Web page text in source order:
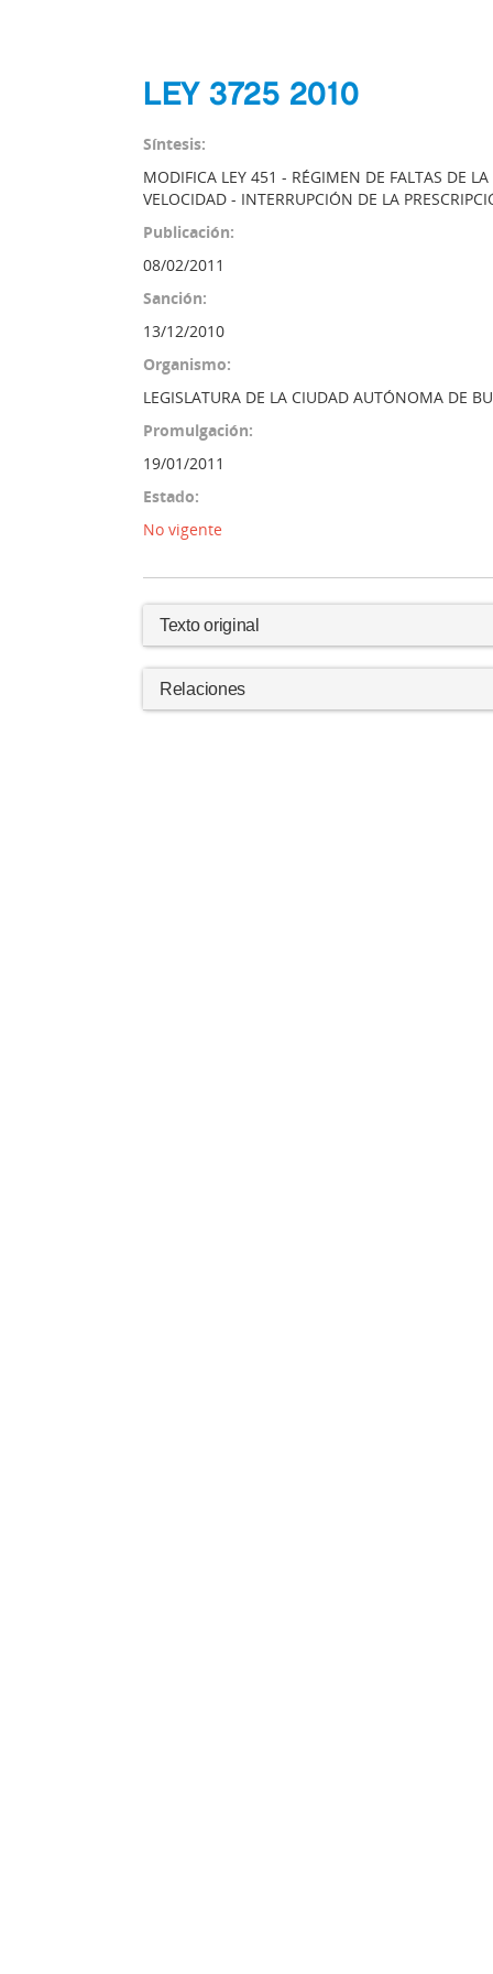
LEY 3725 2010
Síntesis:
MODIFICA LEY 451 - RÉGIMEN DE FALTAS DE
VELOCIDAD - INTERRUPCIÓN DE LA
Publicación:
08/02/2011
Sanción:
13/12/2010
Organismo:
LEGISLATURA DE LA CIUDAD AUTÓNOMA DE
Promulgación:
19/01/2011
Estado:
No vigente
Texto original
Relaciones